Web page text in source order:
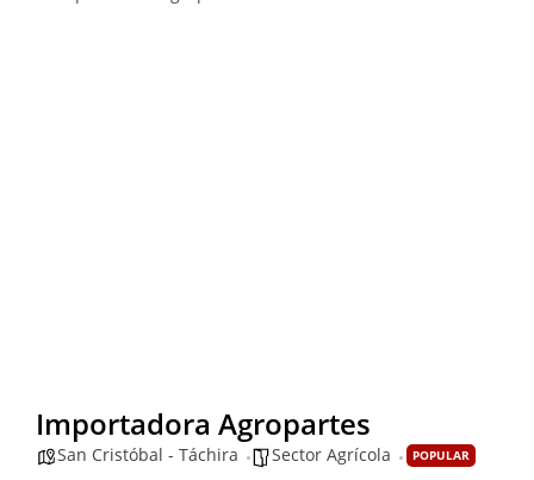
Importadora Agropartes
San Cristóbal - Táchira Sector Agrícola POPULAR